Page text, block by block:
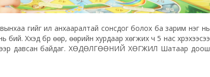
үгийг илүү анхааралтай сонсдог болох ба зарим нэг нь
бий. Хүүхэд бүр өөр, өөрийн хурдаар хөгжих ч 5 нас хүрэхээсээ
давсан байдаг. ХӨДӨЛГӨӨНИЙ ХӨГЖИЛ Шатаар доош